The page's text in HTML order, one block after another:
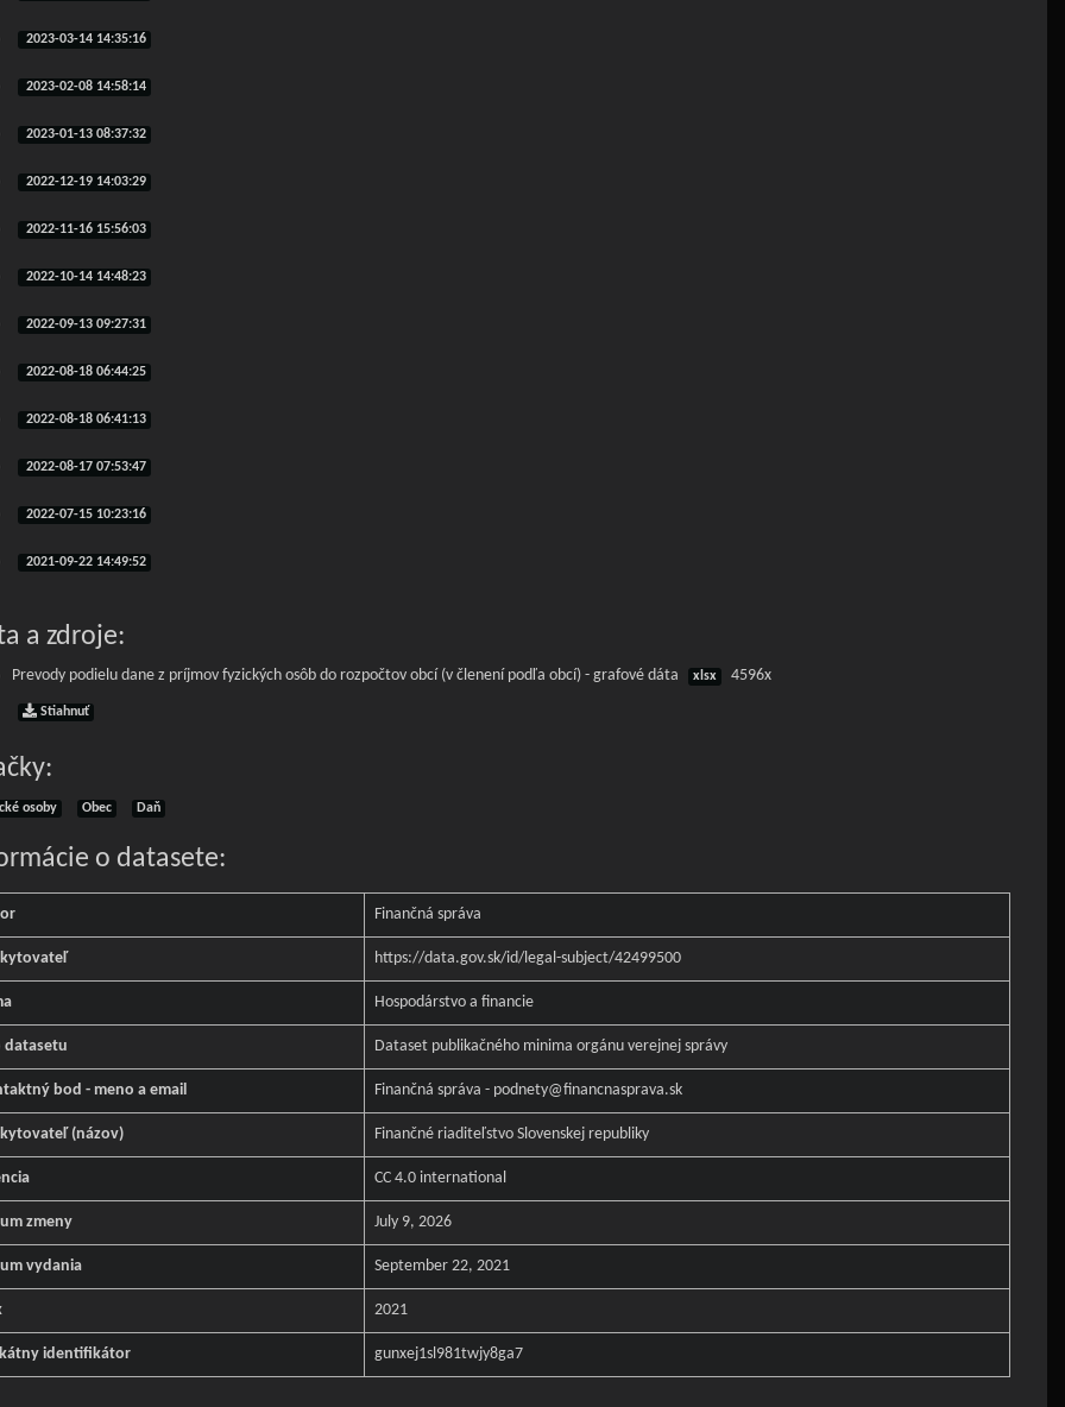
2023-03-14 14:35:16
2023-02-08 14:58:14
2023-01-13 08:37:32
2022-12-19 14:03:29
2022-11-16 15:56:03
2022-10-14 14:48:23
2022-09-13 09:27:31
2022-08-18 06:44:25
2022-08-18 06:41:13
2022-08-17 07:53:47
2022-07-15 10:23:16
2021-09-22 14:49:52
a zdroje:
Prevody podielu dane z príjmov fyzických osôb do rozpočtov obcí (v členení podľa obcí) - grafové dáta xlsx 4596x
Stiahnuť
osoby Obec Daň
o datasete:
Finančná správa
https://data.gov.sk/id/legal-subject/42499500
Hospodárstvo a financie
datasetu Dataset publikačného minima orgánu verejnej správy
bod - meno a email Finančná správa - podnety@financnasprava.sk
(názov) Finančné riaditeľstvo Slovenskej republiky
CC 4.0 international
zmeny July 9, 2026
vydania September 22, 2021
2021
identifikátor gunxej1sl981twjy8ga7